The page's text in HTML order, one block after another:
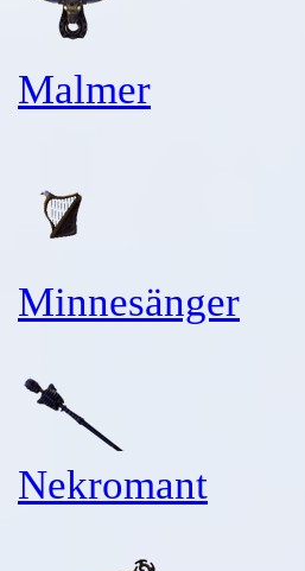
Malmer
Minnesänger
Nekromant